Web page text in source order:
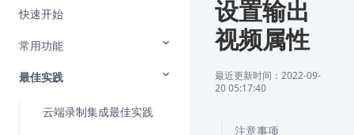
快速开始
常用功能
最佳实践
云端录制集成最佳实践
设置输出
视频属性
最近更新时间：2022-09-
20 05:17:40
注意事项